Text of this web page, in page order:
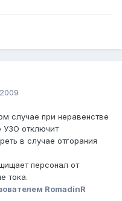
случае при неравенстве
УЗО отключит
в случае отгорания
персонал от
тока.
RomadinR